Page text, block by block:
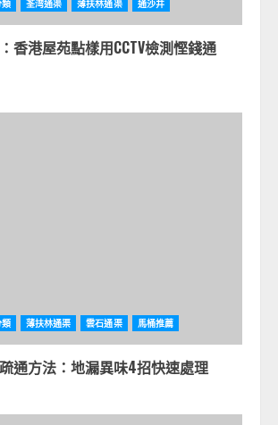
荃湾通渠 薄扶林通渠 通沙井
香港屋苑點樣用CCTV檢測慳錢通
薄扶林通渠 雲石通渠 馬桶推薦
通方法：地漏異味4招快速處理